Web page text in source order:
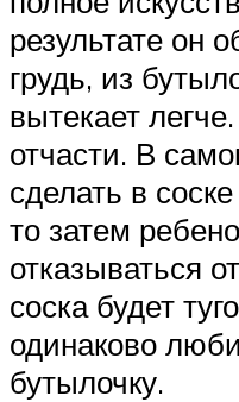
результате он
грудь, из
вытекает
отчасти. В
сделать в
то затем
отказываться
соска будет
одинаково
бутылочку.